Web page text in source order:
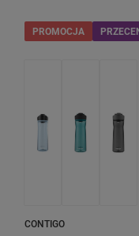
PROMOCJA
CONTIGO